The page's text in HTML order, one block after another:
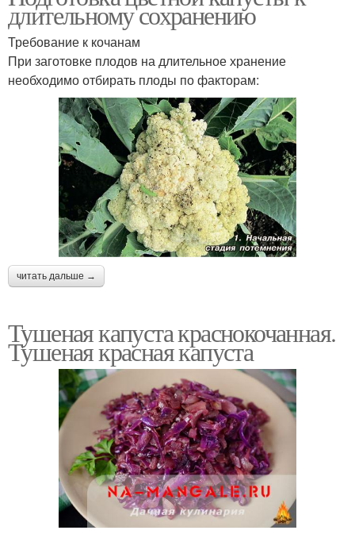
длительному сохранению
Требование к кочанам
При заготовке плодов на длительное хранение
необходимо отбирать плоды по факторам:
читать дальше →
Тушеная капуста краснокочанная.
Тушеная красная капуста